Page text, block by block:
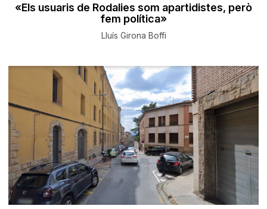
«Els usuaris de Rodalies som apartidistes, però
fem política»
Lluís Girona Boffi